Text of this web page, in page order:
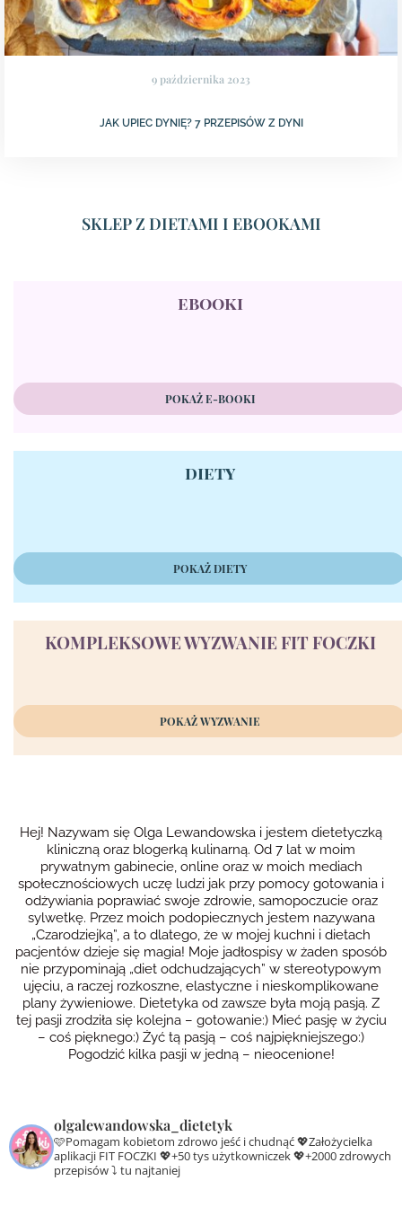
Hej! Nazywam się Olga Lewandowska i jestem dietetyczką
kliniczną oraz blogerką kulinarną. Od 7 lat w moim
prywatnym gabinecie, online oraz w moich mediach
społecznościowych uczę ludzi jak przy pomocy gotowania i
odżywiania poprawiać swoje zdrowie, samopoczucie oraz
sylwetkę. Przez moich podopiecznych jestem nazywana
„Czarodziejką”, a to dlatego, że w mojej kuchni i dietach
pacjentów dzieje się magia! Moje jadłospisy w żaden sposób
nie przypominają „diet odchudzających” w stereotypowym
ujęciu, a raczej rozkoszne, elastyczne i nieskomplikowane
plany żywieniowe. Dietetyka od zawsze była moją pasją. Z
tej pasji zrodziła się kolejna – gotowanie:) Mieć pasję w życiu
– coś pięknego:) Żyć tą pasją – coś najpiękniejszego:)
Pogodzić kilka pasji w jedną – nieocenione!
9 października 2023
JAK UPIEC DYNIĘ? 7 PRZEPISÓW Z DYNI
SKLEP Z DIETAMI I EBOOKAMI
ebooki
POKAŻ E-BOOKI
diety
POKAŻ DIETY
KOMPLEKSOWE WYZWANIE FIT FOCZKI
POKAŻ WYZWANIE
olgalewandowska_dietetyk
🩷Pomagam kobietom zdrowo jeść i chudnąć💖Założycielka
aplikacji FIT FOCZKI 💖+50 tys użytkowniczek💖+2000 zdrowych
przepisów ⤵️ tu najtaniej